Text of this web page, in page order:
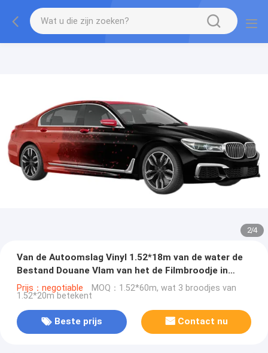
2/4
Van de Autoomslag Vinyl 1.52*18m van de water de
Bestand Douane Vlam van het de Filmbroodje in
Rood en Zwart
Prijs：negotiable MOQ：1.52*60m, wat 3 broodjes van
1.52*20m betekent
Beste prijs Contact nu